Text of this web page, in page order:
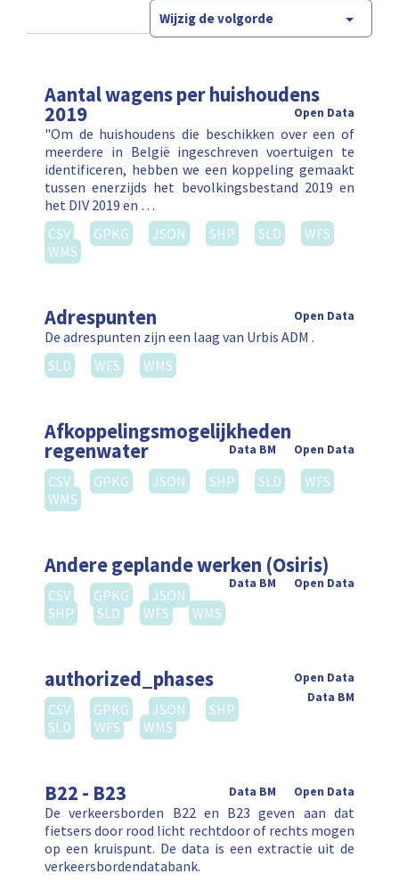
Wijzig de volgorde
Aantal wagens per huishoudens
2019 Open Data
"Om de huishoudens die beschikken over een of
meerdere in België ingeschreven voertuigen te
identificeren, hebben we een koppeling gemaakt
tussen enerzijds het bevolkingsbestand 2019 en
het DIV 2019 en …
CSV
GPKG JSON SHP SLD
WFS
WMS
Adrespunten Open Data
De adrespunten zijn een laag van Urbis ADM .
SLD
WFS WMS
Afkoppelingsmogelijkheden
regenwater Open Data
Data BM
CSV GPKG JSON SHP SLD
WFS
WMS
Andere geplande werken (Osiris)
Open Data
Data BM
CSV GPKG
JSON
SHP
SLD WFS WMS
authorized_phases
Open Data
Data BM
CSV GPKG JSON
SHP
SLD
WFS WMS
B22 - B23 Open Data
Data BM
De verkeersborden B22 en B23 geven aan dat
fietsers door rood licht rechtdoor of rechts mogen
op een kruispunt. De data is een extractie uit de
verkeersbordendatabank.